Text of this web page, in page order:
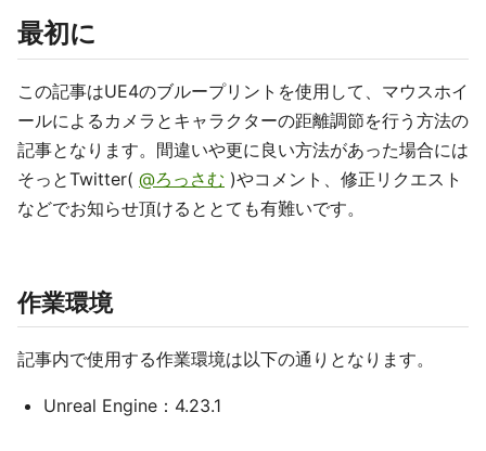
最初に
この記事はUE4のブループリントを使用して、マウスホイ
ールによるカメラとキャラクターの距離調節を行う方法の
記事となります。間違いや更に良い方法があった場合には
そっとTwitter( @ろっさむ )やコメント、修正リクエスト
などでお知らせ頂けるととても有難いです。
作業環境
記事内で使用する作業環境は以下の通りとなります。
Unreal Engine：4.23.1